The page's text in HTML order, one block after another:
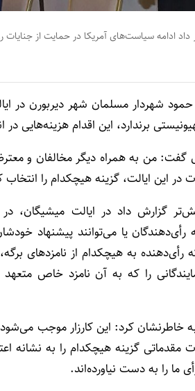
ادامه سیاست‌های آمریکا در حمایت از جنایات
حمود شهردار مسلمان شهر دیربورن در
این اقدام هزینه‌هایی در انتخابات
من به همراه دیگر مخالفان و
در این ایالت، گزینه هیچکدام را انتخاب
گزارش داد در ایالت میشیگان،
دارد که رأی‌دهندگان یا می‌توانند
به هیچکدام از نامزدهای برگه،
را که به آن نامزد خاص متعهد
مقدماتی گزینه هیچکدام را به
ما را به دست نیاورده‌اند.